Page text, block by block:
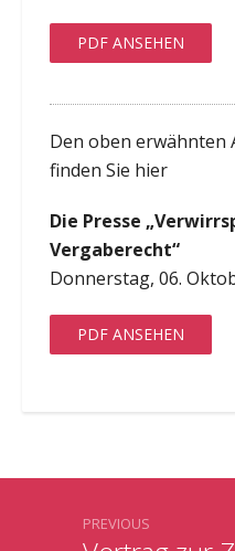
PDF ANSEHEN
Den oben erwähnten
finden Sie hier
Die Presse
Vergaberecht“
Donnerstag, 06.
PDF ANSEHEN
PREVIOUS